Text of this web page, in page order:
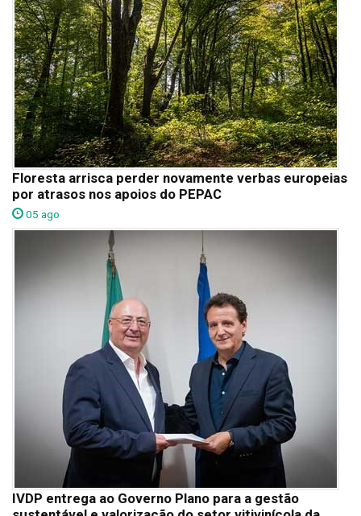
Floresta arrisca perder novamente verbas europeias
por atrasos nos apoios do PEPAC
05 ago
IVDP entrega ao Governo Plano para a gestão